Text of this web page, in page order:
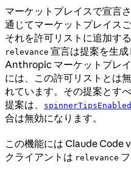
マーケットプレイスで宣言さ
通じてマーケットプレイス
それを許可リストに追加す
relevance 宣言は提案を生
Anthropic マーケットプレ
には、この許可リストとは
れています。その提案とす
提案は、
spinnerTipsEnabled
合は無効になります。
この機能には Claude Code
クライアントは relevance